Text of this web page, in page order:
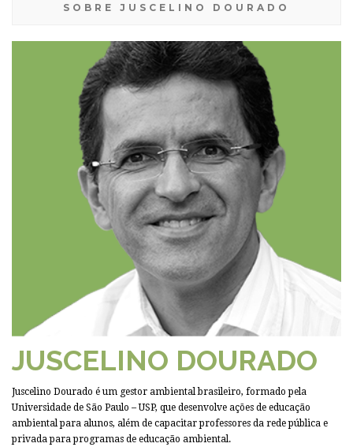
SOBRE JUSCELINO DOURADO
JUSCELINO DOURADO
Juscelino Dourado é um gestor ambiental brasileiro, formado pela
Universidade de São Paulo – USP, que desenvolve ações de educação
ambiental para alunos, além de capacitar professores da rede pública e
privada para programas de educação ambiental.